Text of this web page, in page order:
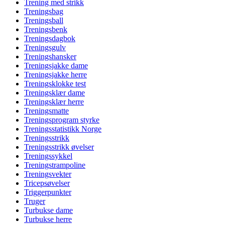
Trening med strikk
Treningsbag
Treningsball
Treningsbenk
Treningsdagbok
Treningsgulv
Treningshansker
Treningsjakke dame
Treningsjakke herre
Treningsklokke test
Treningsklær dame
Treningsklær herre
Treningsmatte
Treningsprogram styrke
Treningsstatistikk Norge
Treningsstrikk
Treningsstrikk øvelser
Treningssykkel
Treningstrampoline
Treningsvekter
Tricepsøvelser
Triggerpunkter
Truger
Turbukse dame
Turbukse herre